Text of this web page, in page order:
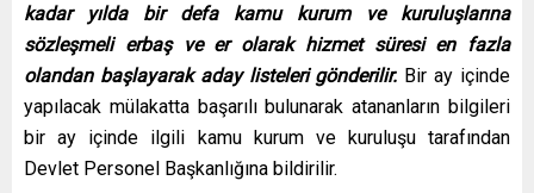
kadar yılda bir defa kamu kurum ve kuruluşlarına
sözleşmeli erbaş ve er olarak hizmet süresi en fazla
olandan başlayarak aday listeleri gönderilir. Bir ay içinde
yapılacak mülakatta başarılı bulunarak atananların bilgileri
bir ay içinde ilgili kamu kurum ve kuruluşu tarafından
Devlet Personel Başkanlığına bildirilir.